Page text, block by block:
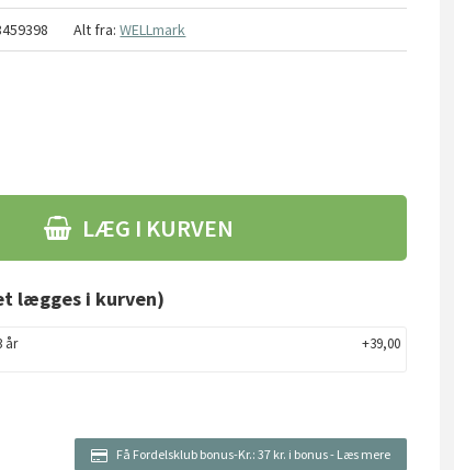
Alt fra:WELLmark
LÆG I KURVEN
lægges i kurven)
år +39,00
Få Fordelsklub bonus-Kr.: 37 kr. i bonus- Læs mere